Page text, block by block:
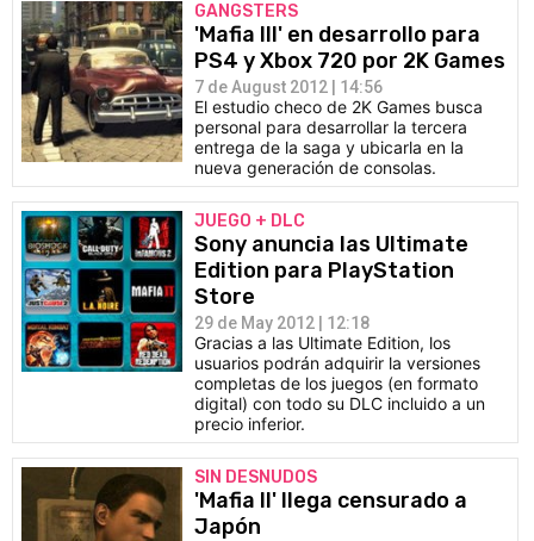
GANGSTERS
'Mafia III' en desarrollo para
PS4 y Xbox 720 por 2K Games
7 de August 2012 | 14:56
El estudio checo de 2K Games busca
personal para desarrollar la tercera
entrega de la saga y ubicarla en la
nueva generación de consolas.
JUEGO + DLC
Sony anuncia las Ultimate
Edition para PlayStation
Store
29 de May 2012 | 12:18
Gracias a las Ultimate Edition, los
usuarios podrán adquirir la versiones
completas de los juegos (en formato
digital) con todo su DLC incluido a un
precio inferior.
SIN DESNUDOS
'Mafia II' llega censurado a
Japón